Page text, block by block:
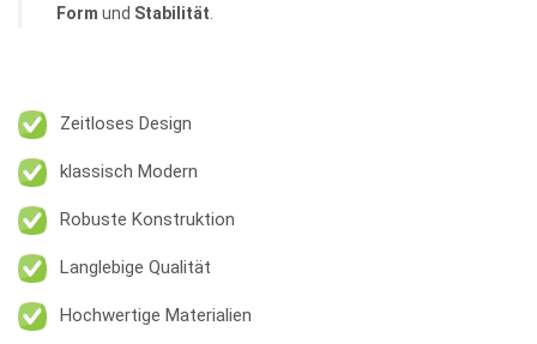
Form und Stabilität.
Zeitloses Design
klassisch Modern
Robuste Konstruktion
Langlebige Qualität
Hochwertige Materialien